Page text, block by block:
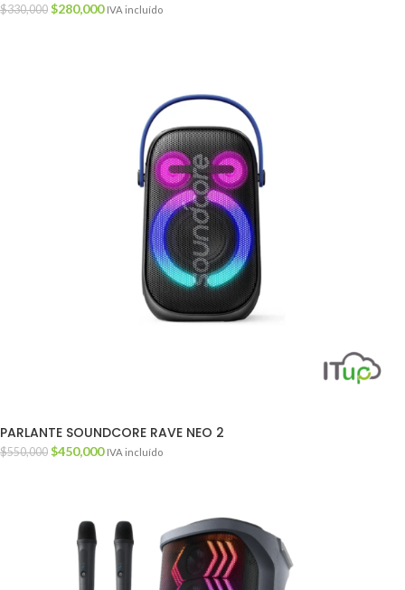
$330,000 $280,000 IVA incluído
PARLANTE SOUNDCORE RAVE NEO 2
$550,000 $450,000 IVA incluído